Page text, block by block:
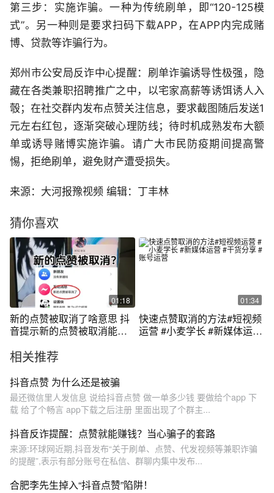
第三步：实施诈骗。一种为传统刷单，即“120-125模
式”。另一种则是要求扫码下载APP，在APP内完成赌
博、贷款等诈骗行为。
郑州市公安局反诈中心提醒：刷单诈骗诱导性极强，隐
藏在各类兼职招聘推广之中，以宅家高薪等诱饵诱人入
彀；在社交群内发布点赞关注信息，要求截图随后发送1
元左右红包，逐渐突破心理防线；待时机成熟发布大额
单或诱导赌博实施诈骗。请广大市民防疫期间提高警
惕，拒绝刷单，避免财产遭受损失。
来源：大河报豫视频 编辑：丁丰林
猜你喜欢
01:18
新的点赞被取消了啥意思 抖
音提示新的点赞被取消能查
01:34
快速点赞取消的方法#短视频
运营 #小麦学长 #新媒体运营
相关推荐
抖音点赞 为什么还是被骗
最还微信里人发信息 说给抖音点赞 做一单多少钱 要做给个app 下
载 给了个畅言 app下载之后注册 里面出现了个群主...
抖音反诈提醒：点赞就能赚钱？当心骗子的套路
来源:环球网近期,抖音发布“关于刷单、点赞、代发视频等兼职诈骗
的提醒”,表示有部分账号在私信、群聊内集中发布...
合肥李先生掉入“抖音点赞”陷阱！